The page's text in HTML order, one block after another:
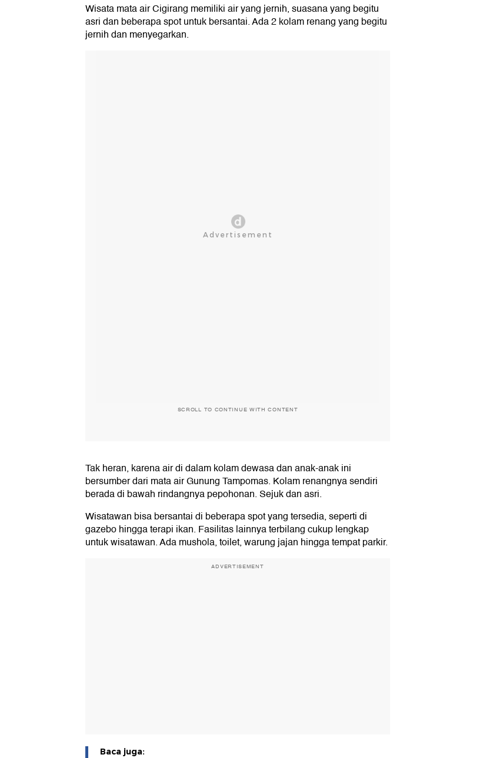
Wisata mata air Cigirang memiliki air yang jernih, suasana yang begitu
asri dan beberapa spot untuk bersantai. Ada 2 kolam renang yang begitu
jernih dan menyegarkan.
SCROLL TO CONTINUE WITH CONTENT
Tak heran, karena air di dalam kolam dewasa dan anak-anak ini
bersumber dari mata air Gunung Tampomas. Kolam renangnya sendiri
berada di bawah rindangnya pepohonan. Sejuk dan asri.
Wisatawan bisa bersantai di beberapa spot yang tersedia, seperti di
gazebo hingga terapi ikan. Fasilitas lainnya terbilang cukup lengkap
untuk wisatawan. Ada mushola, toilet, warung jajan hingga tempat parkir.
ADVERTISEMENT
Baca juga: